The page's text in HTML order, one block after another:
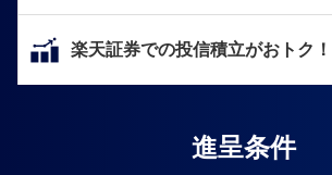
楽天証券での投信積立がおトク！
進呈条件